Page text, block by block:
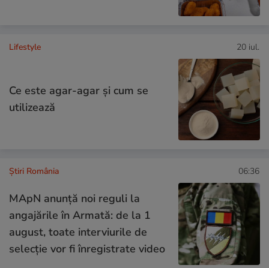
Lifestyle 20 iul.
Ce este agar-agar și cum se
utilizează
Știri România 06:36
MApN anunță noi reguli la
angajările în Armată: de la 1
august, toate interviurile de
selecție vor fi înregistrate video